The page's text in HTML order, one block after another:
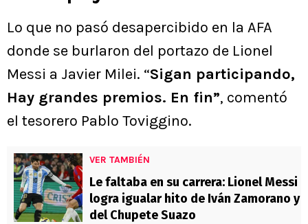
Lo que no pasó desapercibido en la AFA
donde se burlaron del portazo de Lionel
Messi a Javier Milei. “Sigan participando,
Hay grandes premios. En fin”, comentó
el tesorero Pablo Toviggino.
VER TAMBIÉN
Le faltaba en su carrera: Lionel Messi
logra igualar hito de Iván Zamorano y
del Chupete Suazo